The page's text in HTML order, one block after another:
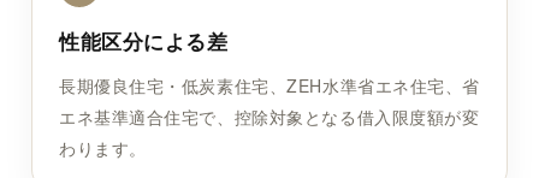
性能区分による差
長期優良住宅・低炭素住宅、ZEH水準省エネ住宅、省
エネ基準適合住宅で、控除対象となる借入限度額が変
わります。